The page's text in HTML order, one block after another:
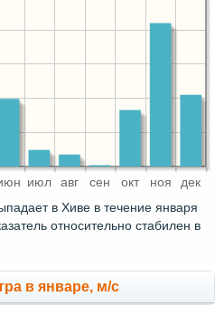
июл авг сен окт ноя дек
в Хиве в течение января
относительно стабилен в
в январе, м/с